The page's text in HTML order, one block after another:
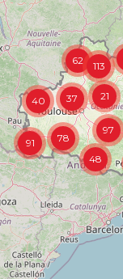
91
48
40
78
37
97
21
62 113